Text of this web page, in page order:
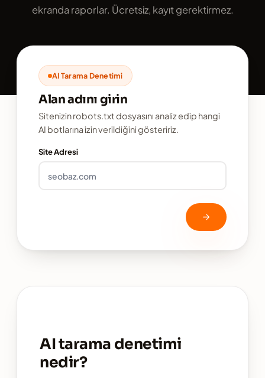
ekranda raporlar. Ücretsiz, kayıt gerektirmez.
AI Tarama Denetimi
Alan adını girin
Sitenizin robots.txt dosyasını analiz edip hangi
AI botlarına izin verildiğini gösteririz.
Site Adresi
AI tarama denetimi
nedir?